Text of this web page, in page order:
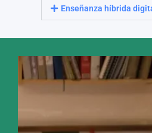
Enseñanza híbrida